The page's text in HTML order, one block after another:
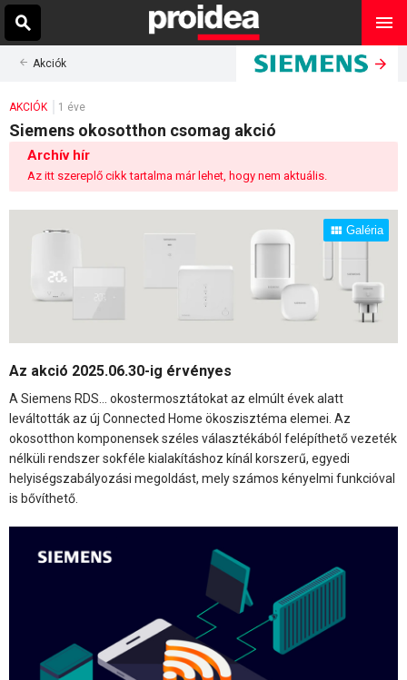
Akciók
AKCIÓK 1 éve
Siemens okosotthon csomag akció
Archív hír
Az itt szereplő cikk tartalma már lehet, hogy nem aktuális.
Galéria
Az akció 2025.06.30-ig érvényes
A Siemens RDS… okostermosztátokat az elmúlt évek alatt
leváltották az új Connected Home ökoszisztéma elemei. Az
okosotthon komponensek széles választékából felépíthető vezeték
nélküli rendszer sokféle kialakításhoz kínál korszerű, egyedi
helyiségszabályozási megoldást, mely számos kényelmi funkcióval
is bővíthető.